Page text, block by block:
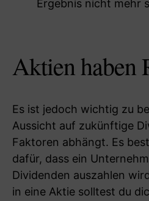
Ergebnis nicht mehr
Aktien haben
Es ist jedoch wichtig zu
Aussicht auf zukünftige
Faktoren abhängt. Es
dafür, dass ein
Dividenden auszahlen
in eine Aktie solltest du